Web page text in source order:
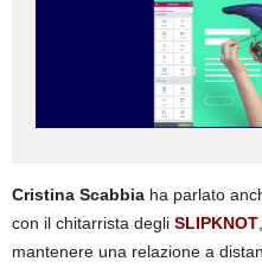
Cristina Scabbia ha parlato
con il chitarrista degli SLIPKNOT
mantenere una relazione a